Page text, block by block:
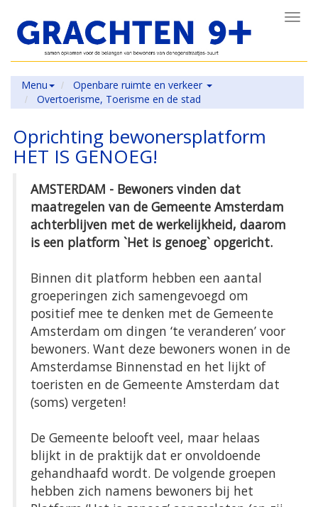
Menu
Openbare ruimte en verkeer
Overtoerisme, Toerisme en de stad
Oprichting bewonersplatform
HET IS GENOEG!
AMSTERDAM - Bewoners vinden dat
maatregelen van de Gemeente Amsterdam
achterblijven met de werkelijkheid, daarom
is een platform `Het is genoeg` opgericht.
Binnen dit platform hebben een aantal
groeperingen zich samengevoegd om
positief mee te denken met de Gemeente
Amsterdam om dingen ‘te veranderen’ voor
bewoners. Want deze bewoners wonen in de
Amsterdamse Binnenstad en het lijkt of
toeristen en de Gemeente Amsterdam dat
(soms) vergeten!
De Gemeente belooft veel, maar helaas
blijkt in de praktijk dat er onvoldoende
gehandhaafd wordt. De volgende groepen
hebben zich namens bewoners bij het